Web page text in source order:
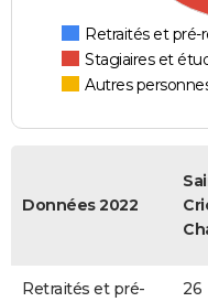
Retraités et pré-
Stagiaires et
Autres
Données 2022
Retraités et pré-
26